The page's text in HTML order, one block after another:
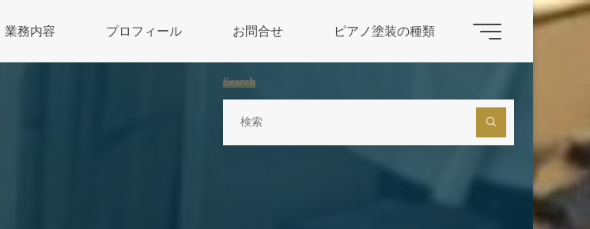
業務内容 プロフィール お問合せ ピアノ塗装の種類
Search
対